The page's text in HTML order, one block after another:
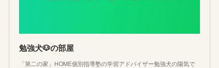
勉強犬🐶の部屋
「第二の家」HOME個別指導塾の学習アドバイザー勉強犬の陽気で